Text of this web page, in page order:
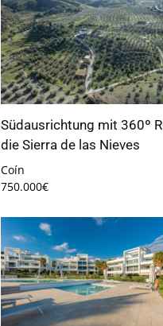
Südausrichtung mit 360º
die Sierra de las Nieves
Coín
750.000€